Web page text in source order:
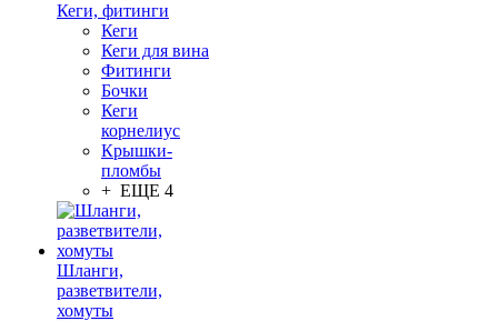
Кеги, фитинги
Кеги
Кеги для вина
Фитинги
Бочки
Кеги
корнелиус
Крышки-
пломбы
+ ЕЩЕ 4
Шланги,
разветвители,
хомуты